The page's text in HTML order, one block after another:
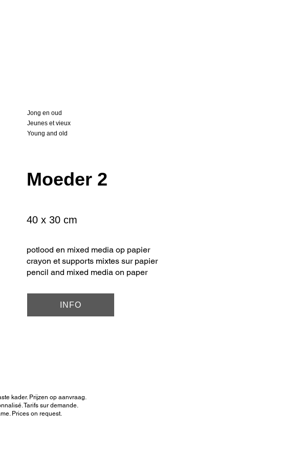
Jong en oud
Jeunes et vieux
Young and old
Moeder 2
40 x 30 cm
potlood en mixed media op papier
crayon et supports mixtes sur papier
pencil and mixed media on paper
INFO
kader. Prijzen op aanvraag.
Tarifs sur demande.
Prices on request.